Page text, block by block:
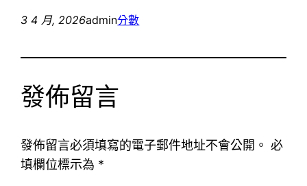
3 4 月, 2026admin分數
發佈留言
發佈留言必須填寫的電子郵件地址不會公開。 必
填欄位標示為 *